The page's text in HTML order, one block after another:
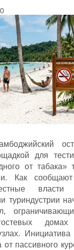
для
от
Как сообщают
туриндустрии
пассивного